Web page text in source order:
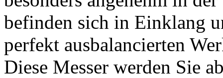
befinden sich in Einklang
perfekt ausbalancierten
Diese Messer werden Sie